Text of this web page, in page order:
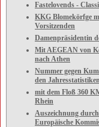
Fastelovends -
KKG Blomekörfge
Vorsitzenden
Damenpräsidentin
Mit AEGEAN von
nach Athen
Nummer gegen
den
mit dem Floß 360
Rhein
Auszeichnung
Europäische